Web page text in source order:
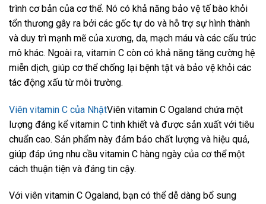
trình cơ bản của cơ thể. Nó có khả năng bảo vệ tế bào khỏi
tổn thương gây ra bởi các gốc tự do và hỗ trợ sự hình thành
và duy trì mạnh mẽ của xương, da, mạch máu và các cấu trúc
mô khác. Ngoài ra, vitamin C còn có khả năng tăng cường hệ
miễn dịch, giúp cơ thể chống lại bệnh tật và bảo vệ khỏi các
tác động xấu từ môi trường.
Viên vitamin C của NhậtViên vitamin C Ogaland chứa một
lượng đáng kể vitamin C tinh khiết và được sản xuất với tiêu
chuẩn cao. Sản phẩm này đảm bảo chất lượng và hiệu quả,
giúp đáp ứng nhu cầu vitamin C hàng ngày của cơ thể một
cách thuận tiện và đáng tin cậy.
Với viên vitamin C Ogaland, bạn có thể dễ dàng bổ sung